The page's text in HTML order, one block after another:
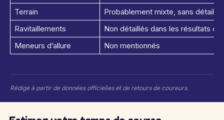
Terrain
Probablement mixte, sans détail
Ravitaillements
Non détaillés dans les résultats
Meneurs d’allure
Non mentionnés
Rédigé à partir de données officielles et de retours de coureurs.